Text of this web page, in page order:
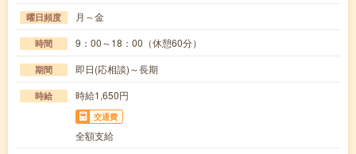
曜日頻度 月～金
時間 9：00～18：00（休憩60分）
期間 即日(応相談)～長期
時給 時給1,650円
交通費
全額支給